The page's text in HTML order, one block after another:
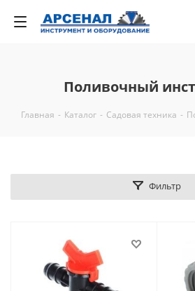
Поливочный
Главная - Каталог - Садовая техника -
Фильтр